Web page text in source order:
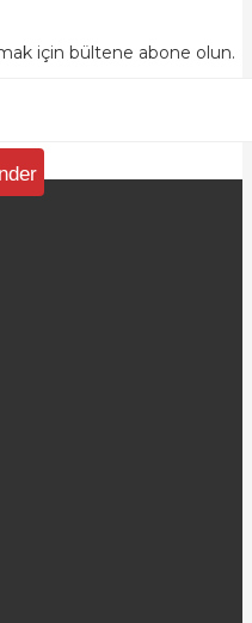
için bültene abone olun.